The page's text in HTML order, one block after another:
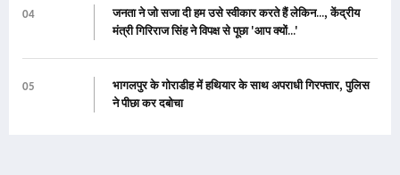
04
जनता ने जो सजा दी हम उसे स्वीकार करते हैं लेकिन..., केंद्रीय
मंत्री गिरिराज सिंह ने विपक्ष से पूछा 'आप क्यों...'
05
भागलपुर के गोराडीह में हथियार के साथ अपराधी गिरफ्तार, पुलिस
ने पीछा कर दबोचा